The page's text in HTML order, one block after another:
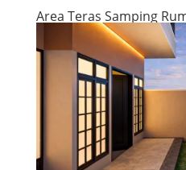
Area Teras Samping